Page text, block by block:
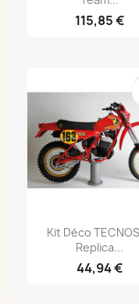
115,85 €
Kit Déco
Replica...
44,94 €